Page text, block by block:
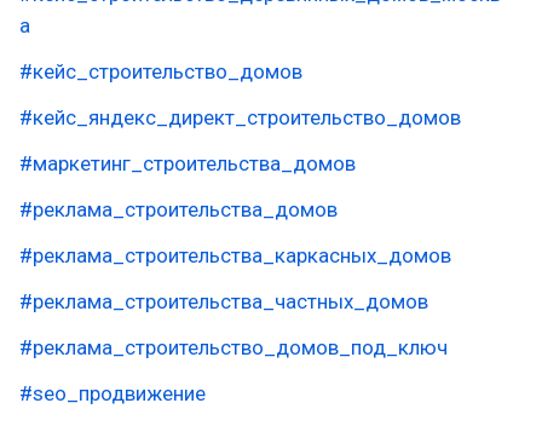
а
#кейс_строительство_домов
#кейс_яндекс_директ_строительство_домов
#маркетинг_строительства_домов
#реклама_строительства_домов
#реклама_строительства_каркасных_домов
#реклама_строительства_частных_домов
#реклама_строительство_домов_под_ключ
#seo_продвижение